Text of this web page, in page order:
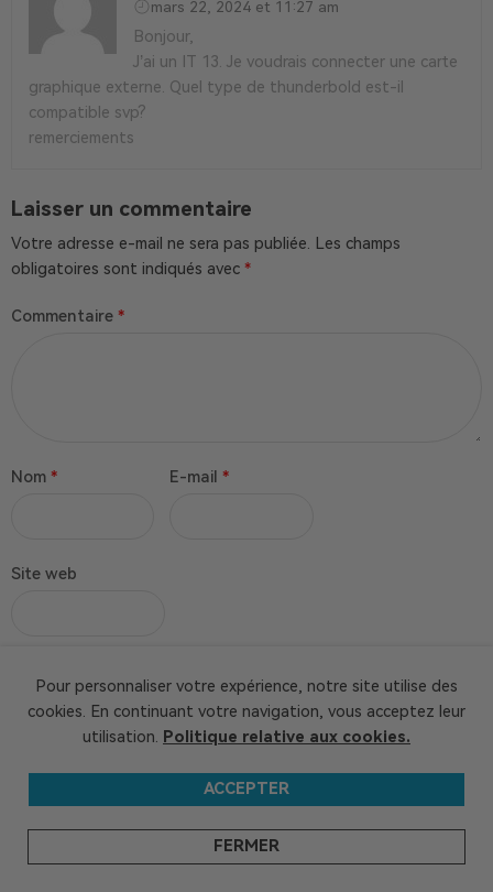
mars 22, 2024 et 11:27 am
Bonjour,
J’ai un IT 13. Je voudrais connecter une carte
graphique externe. Quel type de thunderbold est-il
compatible svp?
remerciements
Laisser un commentaire
Votre adresse e-mail ne sera pas publiée. Les champs
obligatoires sont indiqués avec *
Commentaire *
Nom * E-mail *
Site web
navigateur pour mon prochain commentaire.
Pour personnaliser votre expérience, notre site utilise des
cookies. En continuant votre navigation, vous acceptez leur
utilisation. Politique relative aux cookies.
ACCEPTER
FERMER